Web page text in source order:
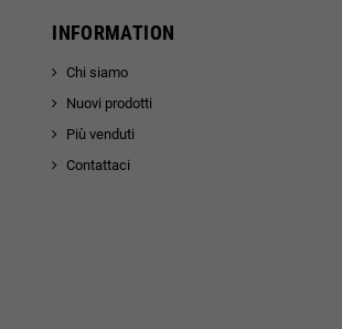
INFORMATION
Chi siamo
Nuovi prodotti
Più venduti
Contattaci